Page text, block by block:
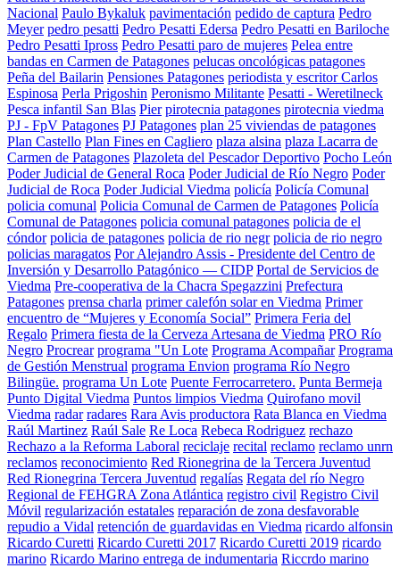
Nacional Paulo Bykaluk pavimentación pedido de captura Pedro
Meyer pedro pesatti Pedro Pesatti Edersa Pedro Pesatti en Bariloche
Pedro Pesatti Ipross Pedro Pesatti paro de mujeres Pelea entre
bandas en Carmen de Patagones pelucas oncológicas patagones
Peña del Bailarin Pensiones Patagones periodista y escritor Carlos
Espinosa Perla Prigoshin Peronismo Militante Pesatti - Weretilneck
Pesca infantil San Blas Pier pirotecnia patagones pirotecnia viedma
PJ - FpV Patagones PJ Patagones plan 25 viviendas de patagones
Plan Castello Plan Fines en Cagliero plaza alsina plaza Lacarra de
Carmen de Patagones Plazoleta del Pescador Deportivo Pocho León
Poder Judicial de General Roca Poder Judicial de Río Negro Poder
Judicial de Roca Poder Judicial Viedma policía Policía Comunal
policia comunal Policia Comunal de Carmen de Patagones Policía
Comunal de Patagones policia comunal patagones policia de el
cóndor policia de patagones policia de rio negr policia de rio negro
policias maragatos Por Alejandro Assis - Presidente del Centro de
Inversión y Desarrollo Patagónico — CIDP Portal de Servicios de
Viedma Pre-cooperativa de la Chacra Spegazzini Prefectura
Patagones prensa charla primer calefón solar en Viedma Primer
encuentro de “Mujeres y Economía Social” Primera Feria del
Regalo Primera fiesta de la Cerveza Artesana de Viedma PRO Río
Negro Procrear programa "Un Lote Programa Acompañar Programa
de Gestión Menstrual programa Envion programa Río Negro
Bilingüe. programa Un Lote Puente Ferrocarretero. Punta Bermeja
Punto Digital Viedma Puntos limpios Viedma Quirofano movil
Viedma radar radares Rara Avis productora Rata Blanca en Viedma
Raúl Martinez Raúl Sale Re Loca Rebeca Rodriguez rechazo
Rechazo a la Reforma Laboral reciclaje recital reclamo reclamo unrn
reclamos reconocimiento Red Rionegrina de la Tercera Juventud
Red Rionegrina Tercera Juventud regalías Regata del río Negro
Regional de FEHGRA Zona Atlántica registro civil Registro Civil
Móvil regularización estatales reparación de zona desfavorable
repudio a Vidal retención de guardavidas en Viedma ricardo alfonsin
Ricardo Curetti Ricardo Curetti 2017 Ricardo Curetti 2019 ricardo
marino Ricardo Marino entrega de indumentaria Riccrdo marino